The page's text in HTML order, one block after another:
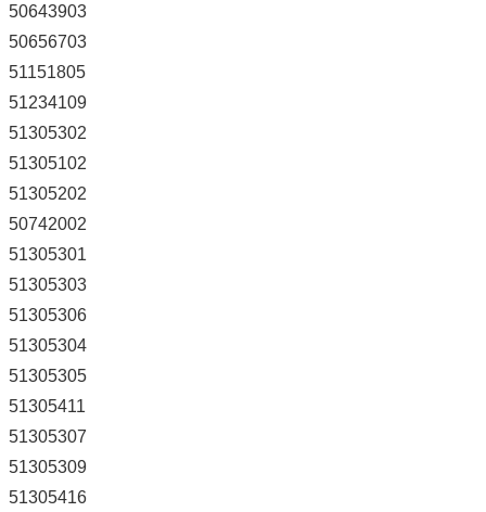
50643903
50656703
51151805
51234109
51305302
51305102
51305202
50742002
51305301
51305303
51305306
51305304
51305305
51305411
51305307
51305309
51305416